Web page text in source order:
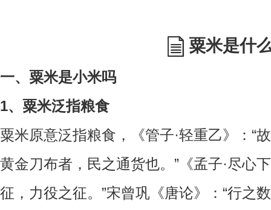
粟米是什
一、粟米是小米吗
1、粟米泛指粮食
粟米原意泛指粮食，《管子·轻重乙》：“
黄金刀布者，民之通货也。”《孟子·尽心
征，力役之征。”宋曾巩《唐论》：“行之